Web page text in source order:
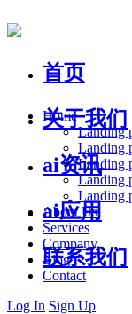
首页
关于我们
ai资讯
ai应用
联系我们
Home
Landing
Landing
Landing
Landing
Landing
About Us
Services
Company
Blog
Contact
Log In Sign Up